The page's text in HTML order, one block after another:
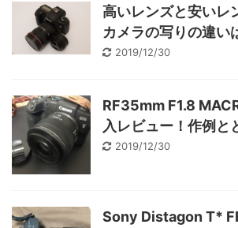
高いレンズと安いレ
カメラの写りの違い
2019/12/30
RF35mm F1.8
入レビュー！作例と
2019/12/30
Sony Distagon T*